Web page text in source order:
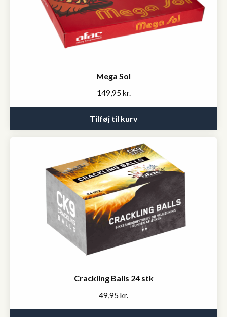
Mega Sol
149,95 kr.
Tilføj til kurv
Crackling Balls 24 stk
49,95 kr.